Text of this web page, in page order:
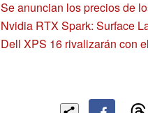
Se anuncian los precios de
Nvidia RTX Spark: Surface
Dell XPS 16 rivalizarán con